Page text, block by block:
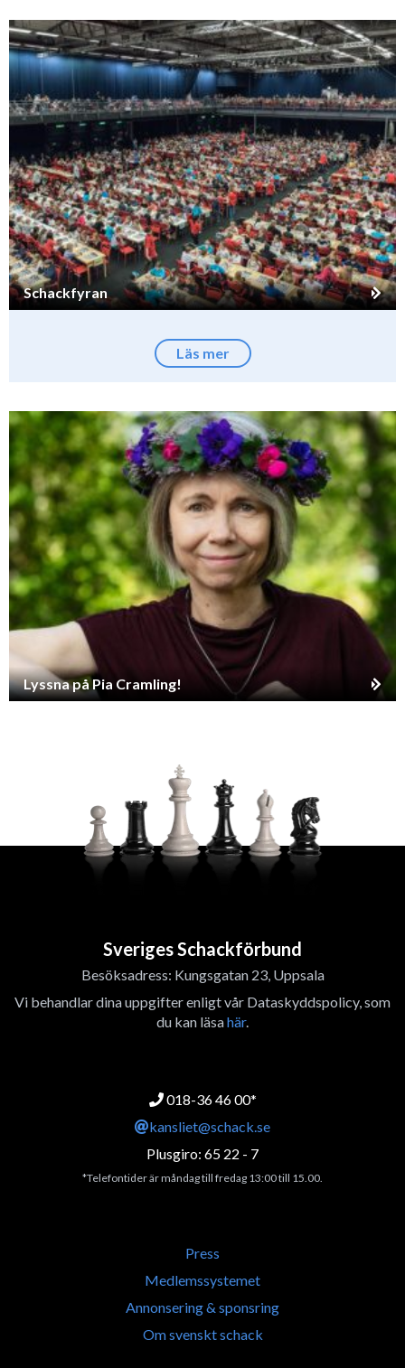
Schackfyran
Läs mer
Lyssna på Pia Cramling!
Sveriges Schackförbund
Besöksadress: Kungsgatan 23, Uppsala
Vi behandlar dina uppgifter enligt vår Dataskyddspolicy, som
du kan läsahär.
018-36 46 00*
kansliet@schack.se
Plusgiro: 65 22 - 7
*Telefontider är måndag till fredag 13:00 till 15.00.
Press
Medlemssystemet
Annonsering & sponsring
Om svenskt schack